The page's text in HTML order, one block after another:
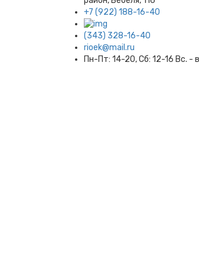
+7 (922) 188-16-40
(343) 328-16-40
rioek@mail.ru
Пн-Пт: 14-20, Сб: 12-16 Вс. -